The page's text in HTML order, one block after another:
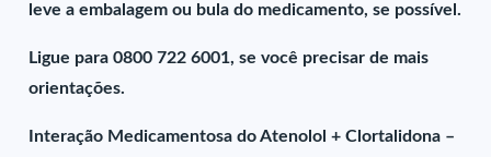
leve a embalagem ou bula do medicamento, se possível.
Ligue para 0800 722 6001, se você precisar de mais
orientações.
Interação Medicamentosa do Atenolol + Clortalidona –